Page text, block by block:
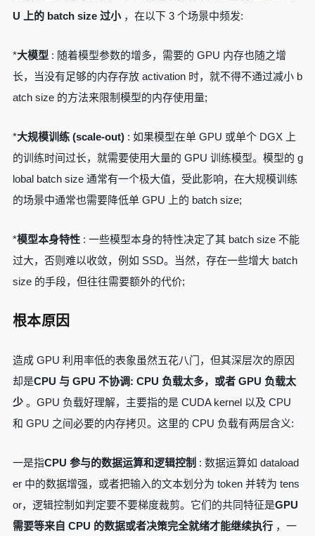
U 上的 batch size 过小，在以下 3 个场景中频发:
*大模型 : 随着模型参数的增多，需要的 GPU 内存也随之增
长，当没有足够的内存存放 activation 时，就不得不通过减小 b
atch size 的方法来限制模型的内存使用量;
*大规模训练 (scale-out): 如果模型在单 GPU 或单个 DGX 上
的训练时间过长，就需要使用大量的 GPU 训练模型。模型的 g
lobal batch size 通常有一个极大值，受此影响，在大规模训练
的场景中通常也需要降低单 GPU 上的 batch size;
*模型本身特性: 一些模型本身的特性决定了其 batch size 不能
过大，否则难以收敛，例如 SSD。当然，存在一些增大 batch
size 的手段，但往往需要额外的代价;
根本原因
造成 GPU 利用率低的表象虽然五花八门，但其深层次的原因
却是CPU 与 GPU 不协调: CPU 负载太多，或者 GPU 负载太
少。GPU 负载好理解，主要指的是 CUDA kernel 以及 CPU
和 GPU 之间必要的内存拷贝。这里的 CPU 负载有两层含义:
一是指CPU 参与的数据运算和逻辑控制 : 数据运算如 dataload
er 中的数据增强，或者把输入的文本划分为 token 并转为 tens
or，逻辑控制如判定要不要梯度裁剪。它们的共同特征是GPU
需要等来自 CPU 的数据或者决策完全就绪才能继续执行，一